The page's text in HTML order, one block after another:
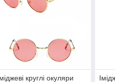
круглі окуляри